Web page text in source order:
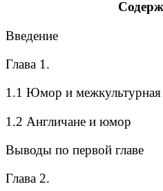
Введение
Глава 1.
1.1 Юмор и
1.2 Англичане и юмор
Выводы по первой главе
Глава 2.